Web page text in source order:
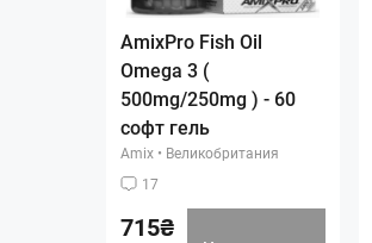
AmixPro Fish Oil
Omega 3 (
500mg/250mg ) - 60
софт гель
Amix • Великобритания
17
715₴